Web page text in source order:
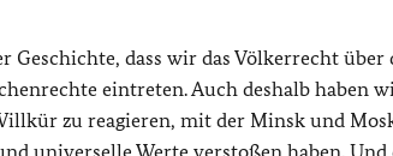
dass wir das Völkerrecht über
eintreten. Auch deshalb haben
zu reagieren, mit der Minsk und
universelle Werte verstoßen haben. Und